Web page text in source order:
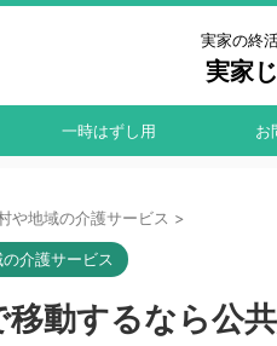
実家の終
実家
一時はずし用 お
や地域の介護サービス >
介護サービス
移動するなら公